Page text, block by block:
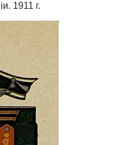
1911 г.